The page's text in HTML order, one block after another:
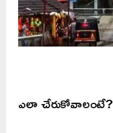
ఎలా చేరుకోవాలంటే?